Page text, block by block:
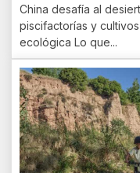
China desafía al
piscifactorías y
ecológica Lo que...